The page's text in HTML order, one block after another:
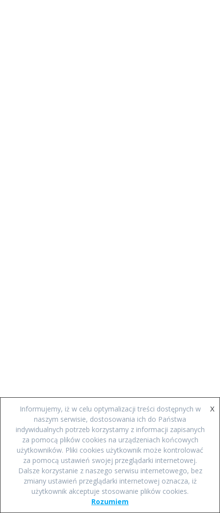
Informujemy, iż w celu optymalizacji treści dostępnych w
naszym serwisie, dostosowania ich do Państwa
indywidualnych potrzeb korzystamy z informacji zapisanych
za pomocą plików cookies na urządzeniach końcowych
użytkowników. Pliki cookies użytkownik może kontrolować
za pomocą ustawień swojej przeglądarki internetowej.
Dalsze korzystanie z naszego serwisu internetowego, bez
zmiany ustawień przeglądarki internetowej oznacza, iż
użytkownik akceptuje stosowanie plików cookies.
X
Rozumiem